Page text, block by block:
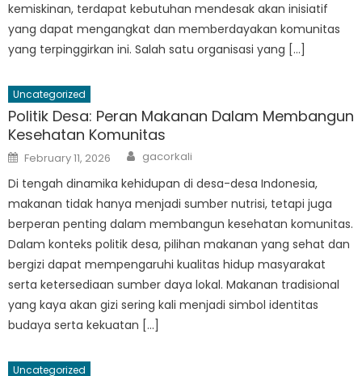
kemiskinan, terdapat kebutuhan mendesak akan inisiatif
yang dapat mengangkat dan memberdayakan komunitas
yang terpinggirkan ini. Salah satu organisasi yang […]
Uncategorized
Politik Desa: Peran Makanan Dalam Membangun
Kesehatan Komunitas
Posted
on
February 11, 2026 Author
gacorkali
Di tengah dinamika kehidupan di desa-desa Indonesia,
makanan tidak hanya menjadi sumber nutrisi, tetapi juga
berperan penting dalam membangun kesehatan komunitas.
Dalam konteks politik desa, pilihan makanan yang sehat dan
bergizi dapat mempengaruhi kualitas hidup masyarakat
serta ketersediaan sumber daya lokal. Makanan tradisional
yang kaya akan gizi sering kali menjadi simbol identitas
budaya serta kekuatan […]
Uncategorized